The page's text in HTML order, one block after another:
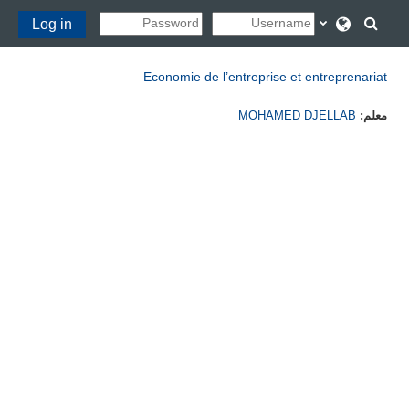
تبديل إدخال البحث Log in
Economie de l’entreprise et entreprenariat
معلم: MOHAMED DJELLAB